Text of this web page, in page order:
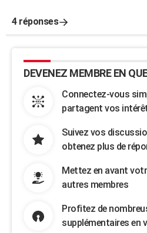
4 réponses
DEVENEZ MEMBRE EN
Connectez-vous
partagent vos
Suivez vos
obtenez plus de
Mettez en avant
autres membres
Profitez de
supplémentaires en